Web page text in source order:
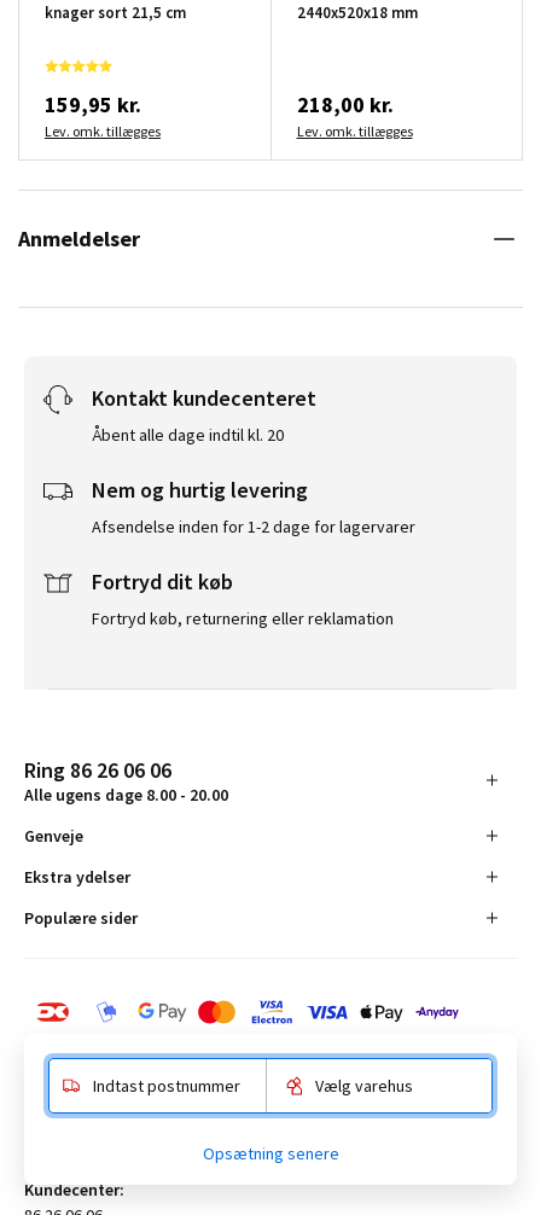
knager sort 21,5 cm
159,95 kr.
Lev. omk. tillægges
2440x520x18 mm
218,00 kr.
Lev. omk. tillægges
Anmeldelser
Kontakt kundecenteret
Åbent alle dage indtil kl. 20
Nem og hurtig levering
Afsendelse inden for 1-2 dage for lagervarer
Fortryd dit køb
Fortryd køb, returnering eller reklamation
Ring 86 26 06 06
Alle ugens dage 8.00 - 20.00
Genveje
Ekstra ydelser
Populære sider
Anelystparken 16, 8381 Tilst. CVR-nummer 19555305
Kundecenter:
Indtast postnummer Vælg varehus
Opsætning senere